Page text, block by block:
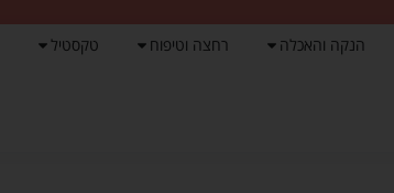
הנקה והאכלה רחצה וטיפוח טקסטיל